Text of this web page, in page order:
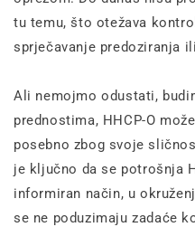
tu temu, što otežava
sprječavanje predoziranja
Ali nemojmo odustati,
prednostima, HHCP-O
posebno zbog svoje
je ključno da se potrošnja
informiran način, u
se ne poduzimaju zadaće